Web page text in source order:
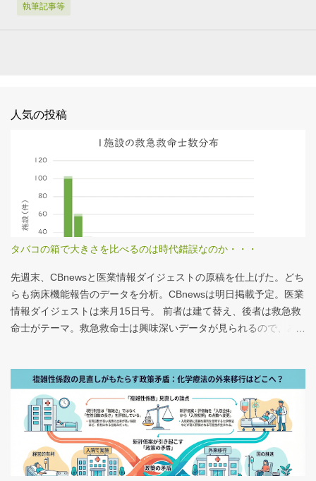
執筆記事等
人気の投稿
タバコの箱で大きさを比べるのは時代錯誤なのか・・・
先週末、CBnewsと医業情報ダイジェストの原稿を仕上げた。どち
らも病床機能報告のデータを分析。CBnewsは明日掲載予定。医業
情報ダイジェストは来月15日号。 前者は建て替え、後者は救急救
命士がテーマ。救急救命士は興味深いデータが見られるので、み
は、医業情報ダイジェストの記事をお読みください！なのだが、
分析結果の一例は下のグラフ。 病床機能報告（2023年度報告）を
基に作成 ※救急救命士の人数は常勤・非常勤（常勤換算）の合
計。人数が0人の施設は集計に含まない この施設は何人いるんだろ
う？、あの施設は何人だろう？と見てみるだけでも十分興味深い
が、上のグラフのような情報が頭に入っていると、比較整理しや